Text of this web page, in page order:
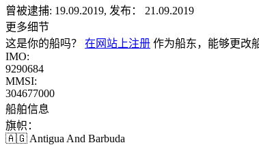
曾被逮捕: 19.09.2019, 发布： 21.09.2019
更多细节
这是你的船吗？ 在网站上注册 作为船东，能够更改
IMO:
9290684
MMSI:
304677000
船舶信息
旗帜：
🇦🇬 Antigua And Barbuda